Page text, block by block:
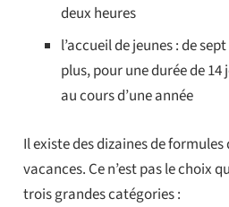
deux heures
l’accueil de jeunes : de
plus, pour une durée de
au cours d’une année
Il existe des dizaines de formules
vacances. Ce n’est pas le choix
trois grandes catégories :